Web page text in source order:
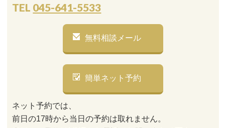
TEL 045-641-5533
無料相談メール
簡単ネット予約
ネット予約では、
前日の17時から当日の予約は取れません。